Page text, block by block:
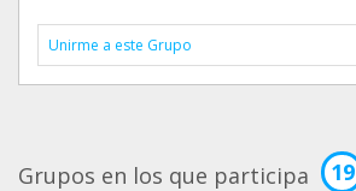
Unirme a este Grupo
Grupos en los que participa 19